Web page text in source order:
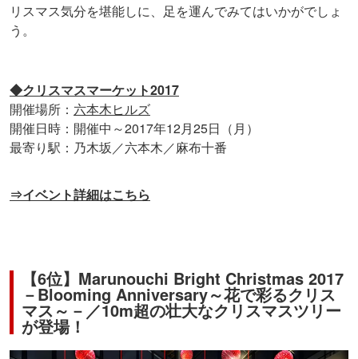
リスマス気分を堪能しに、足を運んでみてはいかがでしょ
う。
◆クリスマスマーケット2017
開催場所： 六本木ヒルズ
開催日時：開催中～2017年12月25日（月）
最寄り駅：乃木坂／六本木／麻布十番
⇒イベント詳細はこちら
【6位】Marunouchi Bright Christmas 2017
－Blooming Anniversary～花で彩るクリス
マス～－／10m超の壮大なクリスマスツリー
が登場！